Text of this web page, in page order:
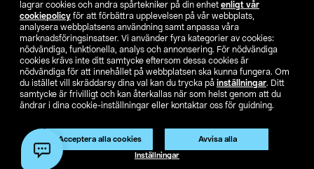
lagrar cookies och andra spårtekniker på din enhet enligt vår
cookiepolicy för att förbättra upplevelsen på vår webbplats,
analysera webbplatsens användning samt anpassa våra
marknadsföringsinsatser. Vi använder fyra kategorier av cookies:
nödvändiga, funktionella, analys och annonsering. För nödvändiga
cookies krävs inte ditt samtycke eftersom dessa cookies är
nödvändiga för att innehållet på webbplatsen ska kunna fungera. Om
du istället vill skräddarsy dina val kan du trycka på inställningar. Ditt
samtycke är frivilligt och kan återkallas när som helst genom att du
ändrar i dina cookie-inställningar eller kontaktar oss för guidning.
Acceptera alla cookies Avvisa alla
Inställningar
Produkten har utgått
Artikelnr: 51-1380
SE NO FI
Ändra till priser exklusive moms